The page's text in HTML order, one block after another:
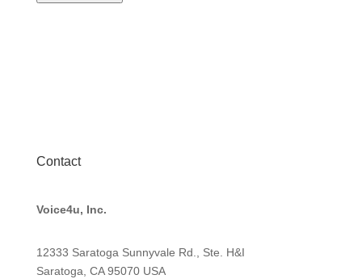
Contact
Voice4u, Inc.
12333 Saratoga Sunnyvale Rd., Ste. H&I
Saratoga, CA 95070 USA